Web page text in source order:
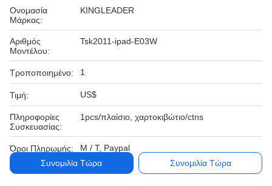
Ονομασία
Μάρκας:
KINGLEADER
Αριθμός
Μοντέλου:
Tsk2011-ipad-E03W
Τροποποιημένο: 1
Τιμή: US$
Πληροφορίες
Συσκευασίας:
1pcs/πλαίσιο, χαρτοκιβώτιο/ctns
Όροι Πληρωμής:
Μ / Τ, Paypal
Συνομιλία Τώρα
Συνομιλία Τώρα